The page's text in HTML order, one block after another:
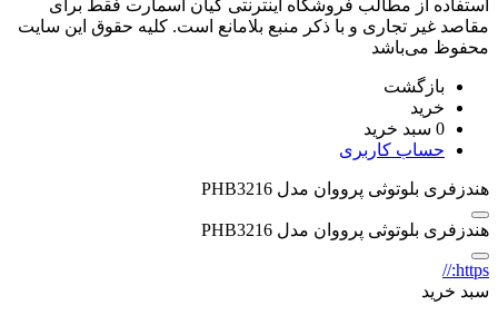
استفاده از مطالب فروشگاه اینترنتی کیان اسمارت فقط برای
مقاصد غیر تجاری و با ذکر منبع بلامانع است. کليه حقوق اين سايت
محفوظ می‌باشد
بازگشت
خرید
0 سبد خرید
حساب کاربری
هندزفری بلوتوثی پرووان مدل PHB3216
هندزفری بلوتوثی پرووان مدل PHB3216
https://
سبد خرید